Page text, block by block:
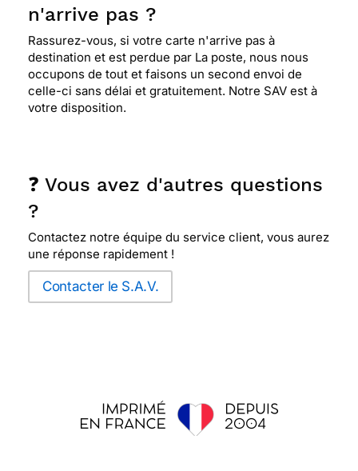
n'arrive pas ?
Rassurez-vous, si votre carte n'arrive pas à
destination et est perdue par La poste, nous nous
occupons de tout et faisons un second envoi de
celle-ci sans délai et gratuitement. Notre SAV est à
votre disposition.
❓ Vous avez d'autres questions
?
Contactez notre équipe du service client, vous aurez
une réponse rapidement !
Contacter le S.A.V.